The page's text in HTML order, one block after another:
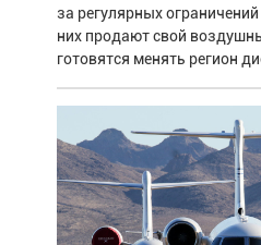
за регулярных
них продают свой
готовятся менять регион